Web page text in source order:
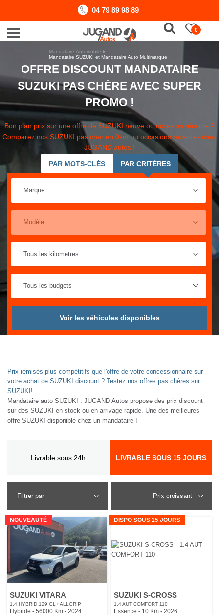
04 79 89 98 89
0
Mandataire-Automobile
Mandataire SUZUKI et Mandataire Auto Multimarque
OFFRE DISCOUNT MANDATAIRE
SUZUKI PAS CHÈRE AVEC SUPER
PROMO !
Bon plan prix sur une offre de SUZUKI neuve ou occasion récente ?
Comparez nos SUZUKI pas cher en 0km ou occasions récentes chez
JUGAND autos !
PAR MOTS-CLÉS PAR CRITÈRES
Voir les véhicules disponibles
Prix remisés plus compétitifs que l'offre de votre concessionnaire sur
votre achat de SUZUKI discount ? Testez nos offres pas chères sur
SUZUKI!
Mandataire auto SUZUKI : JUGAND Autos propose des prix discount
sur des SUZUKI en stock ou en arrivage rapide. Une des meilleures
offre SUZUKI disponible chez un mandataire !
Livrable sous 24h LIVRABLE SOUS 15 JOURS
Filtrer par
NOUVEAUTÉ
SUZUKI VITARA
1.4 HYBRID 129 GL+ ALLGRIP
Hybride - 56000 Km - 2024
DISPO SOUS 15 JOURS
SUZUKI S-CROSS
1.4 AUT COMFORT 110
Essence - 10 Km- 2026